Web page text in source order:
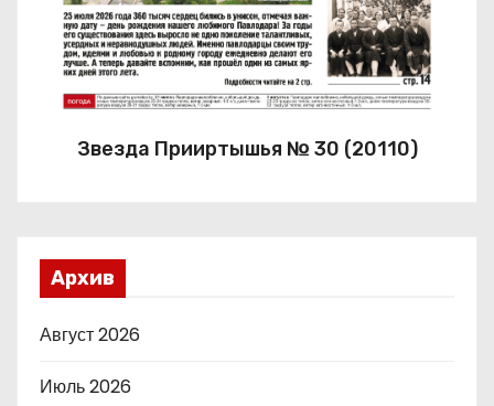
Звезда Прииртышья № 30 (20110)
Архив
Август 2026
Июль 2026